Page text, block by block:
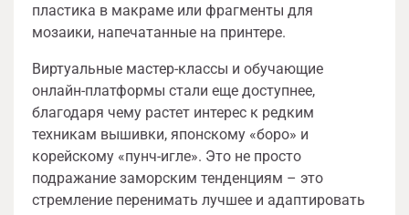
пластика в макраме или фрагменты для
мозаики, напечатанные на принтере.
Виртуальные мастер-классы и обучающие
онлайн-платформы стали еще доступнее,
благодаря чему растет интерес к редким
техникам вышивки, японскому «боро» и
корейскому «пунч-игле». Это не просто
подражание заморским тенденциям – это
стремление перенимать лучшее и адаптировать